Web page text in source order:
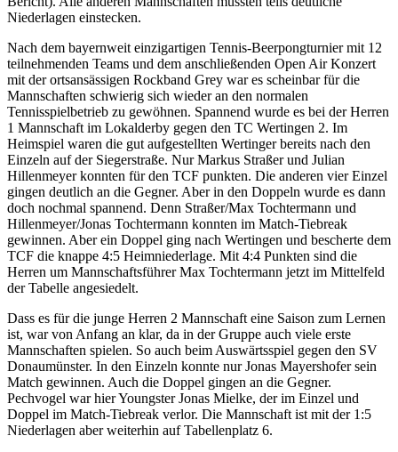
Niederlagen einstecken.
Nach dem bayernweit einzigartigen Tennis-Beerpongturnier mit 12
teilnehmenden Teams und dem anschließenden Open Air Konzert
mit der ortsansässigen Rockband Grey war es scheinbar für die
Mannschaften schwierig sich wieder an den normalen
Tennisspielbetrieb zu gewöhnen. Spannend wurde es bei der Herren
1 Mannschaft im Lokalderby gegen den TC Wertingen 2. Im
Heimspiel waren die gut aufgestellten Wertinger bereits nach den
Einzeln auf der Siegerstraße. Nur Markus Straßer und Julian
Hillenmeyer konnten für den TCF punkten. Die anderen vier Einzel
gingen deutlich an die Gegner. Aber in den Doppeln wurde es dann
doch nochmal spannend. Denn Straßer/Max Tochtermann und
Hillenmeyer/Jonas Tochtermann konnten im Match-Tiebreak
gewinnen. Aber ein Doppel ging nach Wertingen und bescherte dem
TCF die knappe 4:5 Heimniederlage. Mit 4:4 Punkten sind die
Herren um Mannschaftsführer Max Tochtermann jetzt im Mittelfeld
der Tabelle angesiedelt.
Dass es für die junge Herren 2 Mannschaft eine Saison zum Lernen
ist, war von Anfang an klar, da in der Gruppe auch viele erste
Mannschaften spielen. So auch beim Auswärtsspiel gegen den SV
Donaumünster. In den Einzeln konnte nur Jonas Mayershofer sein
Match gewinnen. Auch die Doppel gingen an die Gegner.
Pechvogel war hier Youngster Jonas Mielke, der im Einzel und
Doppel im Match-Tiebreak verlor. Die Mannschaft ist mit der 1:5
Niederlagen aber weiterhin auf Tabellenplatz 6.